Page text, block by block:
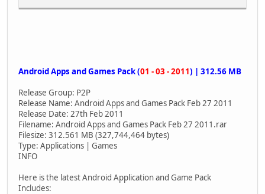
Android Apps and Games Pack (01 - 03 - 2011) | 312.56 MB
Release Group: P2P
Release Name: Android Apps and Games Pack Feb 27 2011
Release Date: 27th Feb 2011
Filename: Android Apps and Games Pack Feb 27 2011.rar
Filesize: 312.561 MB (327,744,464 bytes)
Type: Applications | Games
INFO
Here is the latest Android Application and Game Pack
Includes: